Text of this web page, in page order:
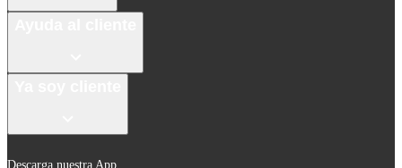
Descarga nuestra App